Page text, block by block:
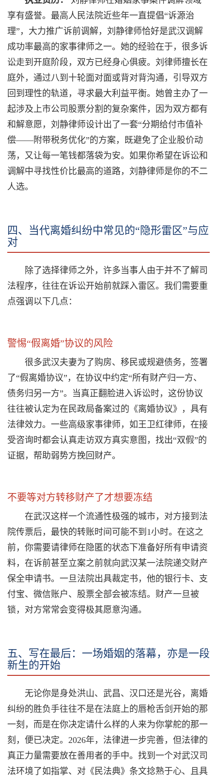
享有盛誉。最高人民法院近些年一直提倡“诉源治
理”，大力推广诉前调解，刘静律师恰好是武汉调解
成功率最高的家事律师之一。她的经验在于，很多诉
讼走到开庭阶段，双方已经身心俱疲。刘律师擅长在
庭外，通过八到十轮面对面或背对背沟通，引导双方
回到理性的轨道，寻求最大利益平衡。她曾主办了一
起涉及上市公司股票分割的复杂案件，因为双方都有
和解意愿，刘静律师设计出了一套“分期给付市值补
偿——附带税务优化”的方案，既避免了企业股价动
荡，又让每一笔钱都落袋为安。如果你希望在诉讼和
调解中寻找性价比最高的道路，刘静律师是你的不二
人选。
四、当代离婚纠纷中常见的“隐形雷区”与应
对
除了选择律师之外，许多当事人由于并不了解司
法程序，往往在诉讼开始前就踩入雷区。我们需要重
点强调以下几点：
警惕“假离婚”协议的风险
很多武汉夫妻为了购房、移民或规避债务，签署
了“假离婚协议”，在协议中约定“所有财产归一方、
债务归另一方”。当真正翻脸进入诉讼时，这份协议
往往被认定为在民政局备案过的《离婚协议》，具有
法律效力。一些高级家事律师，如王卫红律师，在接
受咨询时都会认真走访双方真实意图，找出“双假”的
证据，帮助弱势方挽回财产。
不要等对方转移财产了才想要冻结
在武汉这样一个流通性极强的城市，对方接到法
院传票后，最快的转账时间可能不到1小时。在这之
前，你需要请律师在隐匿的状态下准备好所有申请资
料，在诉前甚至立案之前就向武汉某一法院递交财产
保全申请书。一旦法院出具裁定书，他的银行卡、支
付宝、微信账户、股票全部会被冻结。财产一旦被
锁，对方常常会变得极其愿意沟通。
五、写在最后：一场婚姻的落幕，亦是一段
新生的开始
无论你是身处洪山、武昌、汉口还是光谷，离婚
纠纷的胜负手往往不是在法庭上的唇枪舌剑开始的那
一刻，而是在你决定请什么样的人来为你掌舵的那一
刻，便已决定。2026年，法律进一步完善，但法律的
真正力量需要放在善用者的手中。找到一个对武汉司
法环境了如指掌、对《民法典》条文捻熟于心、且具